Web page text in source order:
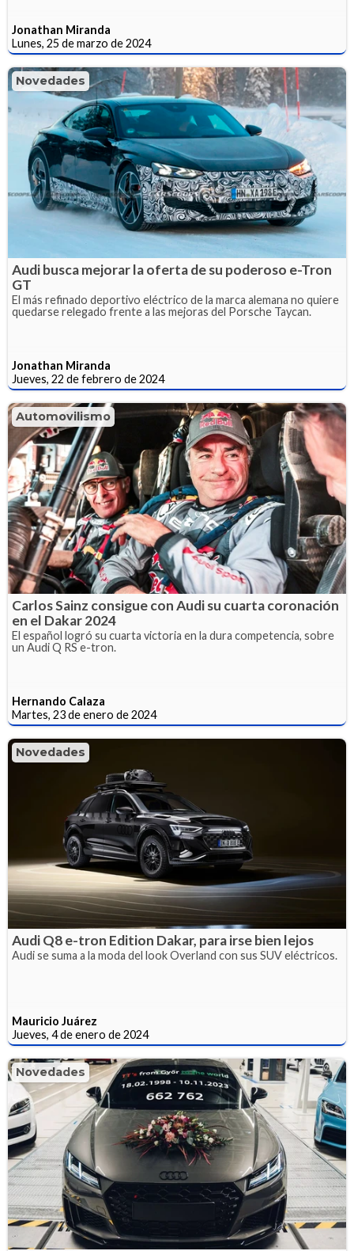
Jonathan Miranda
Lunes, 25 de marzo de 2024
Novedades
Audi busca mejorar la oferta de su poderoso e-Tron
GT
El más refinado deportivo eléctrico de la marca alemana no quiere
quedarse relegado frente a las mejoras del Porsche Taycan.
Jonathan Miranda
Jueves, 22 de febrero de 2024
Automovilismo
Carlos Sainz consigue con Audi su cuarta coronación
en el Dakar 2024
El español logró su cuarta victoria en la dura competencia, sobre
un Audi Q RS e-tron.
Hernando Calaza
Martes, 23 de enero de 2024
Novedades
Audi Q8 e-tron Edition Dakar, para irse bien lejos
Audi se suma a la moda del look Overland con sus SUV eléctricos.
Mauricio Juárez
Jueves, 4 de enero de 2024
Novedades